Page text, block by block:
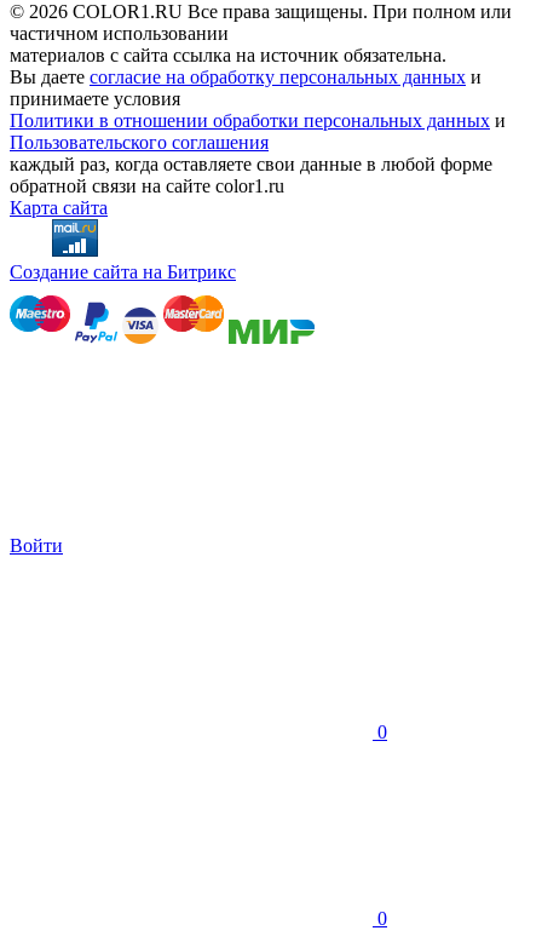
© 2026 COLOR1.RU Все права защищены. При полном или
частичном использовании
материалов с сайта ссылка на источник обязательна.
Вы даете согласие на обработку персональных данных и
принимаете условия
Политики в отношении обработки персональных данных и
Пользовательского соглашения
каждый раз, когда оставляете свои данные в любой форме
обратной связи на сайте color1.ru
Карта сайта
Создание сайта на Битрикс
Войти
0
0